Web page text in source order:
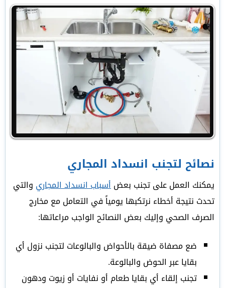
نصائح لتجنب انسداد المجاري
يمكنك العمل على تجنب بعضأسباب انسداد المجاري والتي
تحدث نتيجة أخطاء نرتكبها يومياً في التعامل مع مخارج
الصرف الصحي وإليك بعض النصائح الواجب مراعاتها:
ضع مصفاة ضيقة بالأحواض والبالوعات لتجنب نزول أي
بقايا عبر الحوض والبالوعة.
تجنب إلقاء أي بقايا طعام أو نفايات أو زيوت ودهون